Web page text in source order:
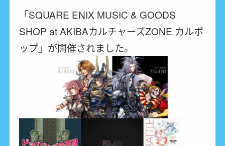
「SQUARE ENIX MUSIC & GOODS
SHOP at AKIBAカルチャーズZONE カルポ
ップ」が開催されました。